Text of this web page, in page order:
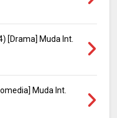
[Drama] Muda Int.
Muda Int.